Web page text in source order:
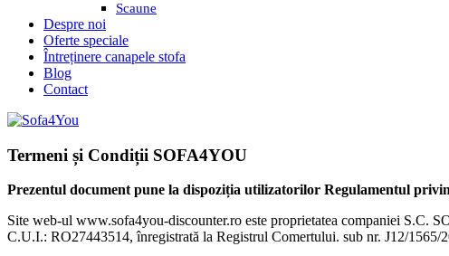
Scaune
Despre noi
Oferte speciale
Întreținere canapele stofa
Blog
Contact
Termeni și Condiții SOFA4YOU
Prezentul document pune la dispoziția utilizatorilor Regulamentul
Site web-ul www.sofa4you-discounter.ro este proprietatea companiei S.C.
C.U.I.: RO27443514, înregistrată la Registrul Comertului. sub nr. J12/1565/